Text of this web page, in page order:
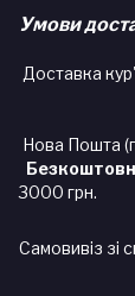
Умови
Доставка
Нова Пошта
3000 грн.
Самовивіз зі